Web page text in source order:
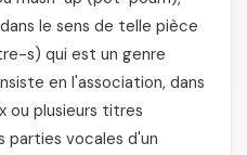
le sens de telle pièce
s) qui est un genre
en l'association, dans
ou plusieurs titres
parties vocales d'un